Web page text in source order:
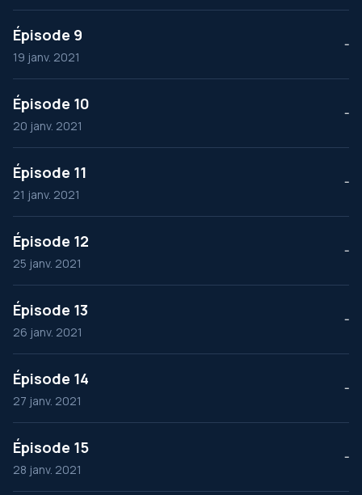
Épisode 9
19 janv. 2021
--
Épisode 10
20 janv. 2021
--
Épisode 11
21 janv. 2021
--
Épisode 12
25 janv. 2021
--
Épisode 13
26 janv. 2021
--
Épisode 14
27 janv. 2021
--
Épisode 15
28 janv. 2021
--